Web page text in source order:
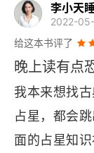
Ⅳ 春雷
一
二
第二封挑战
Ⅴ 时与雾的
的凶手也出
种酣畅淋漓
日本的警察
实是能够信
了吧，我觉
李小天
2022-
给这本书评了
晚上读有点
我本来想找
占星，都会
面的占星知